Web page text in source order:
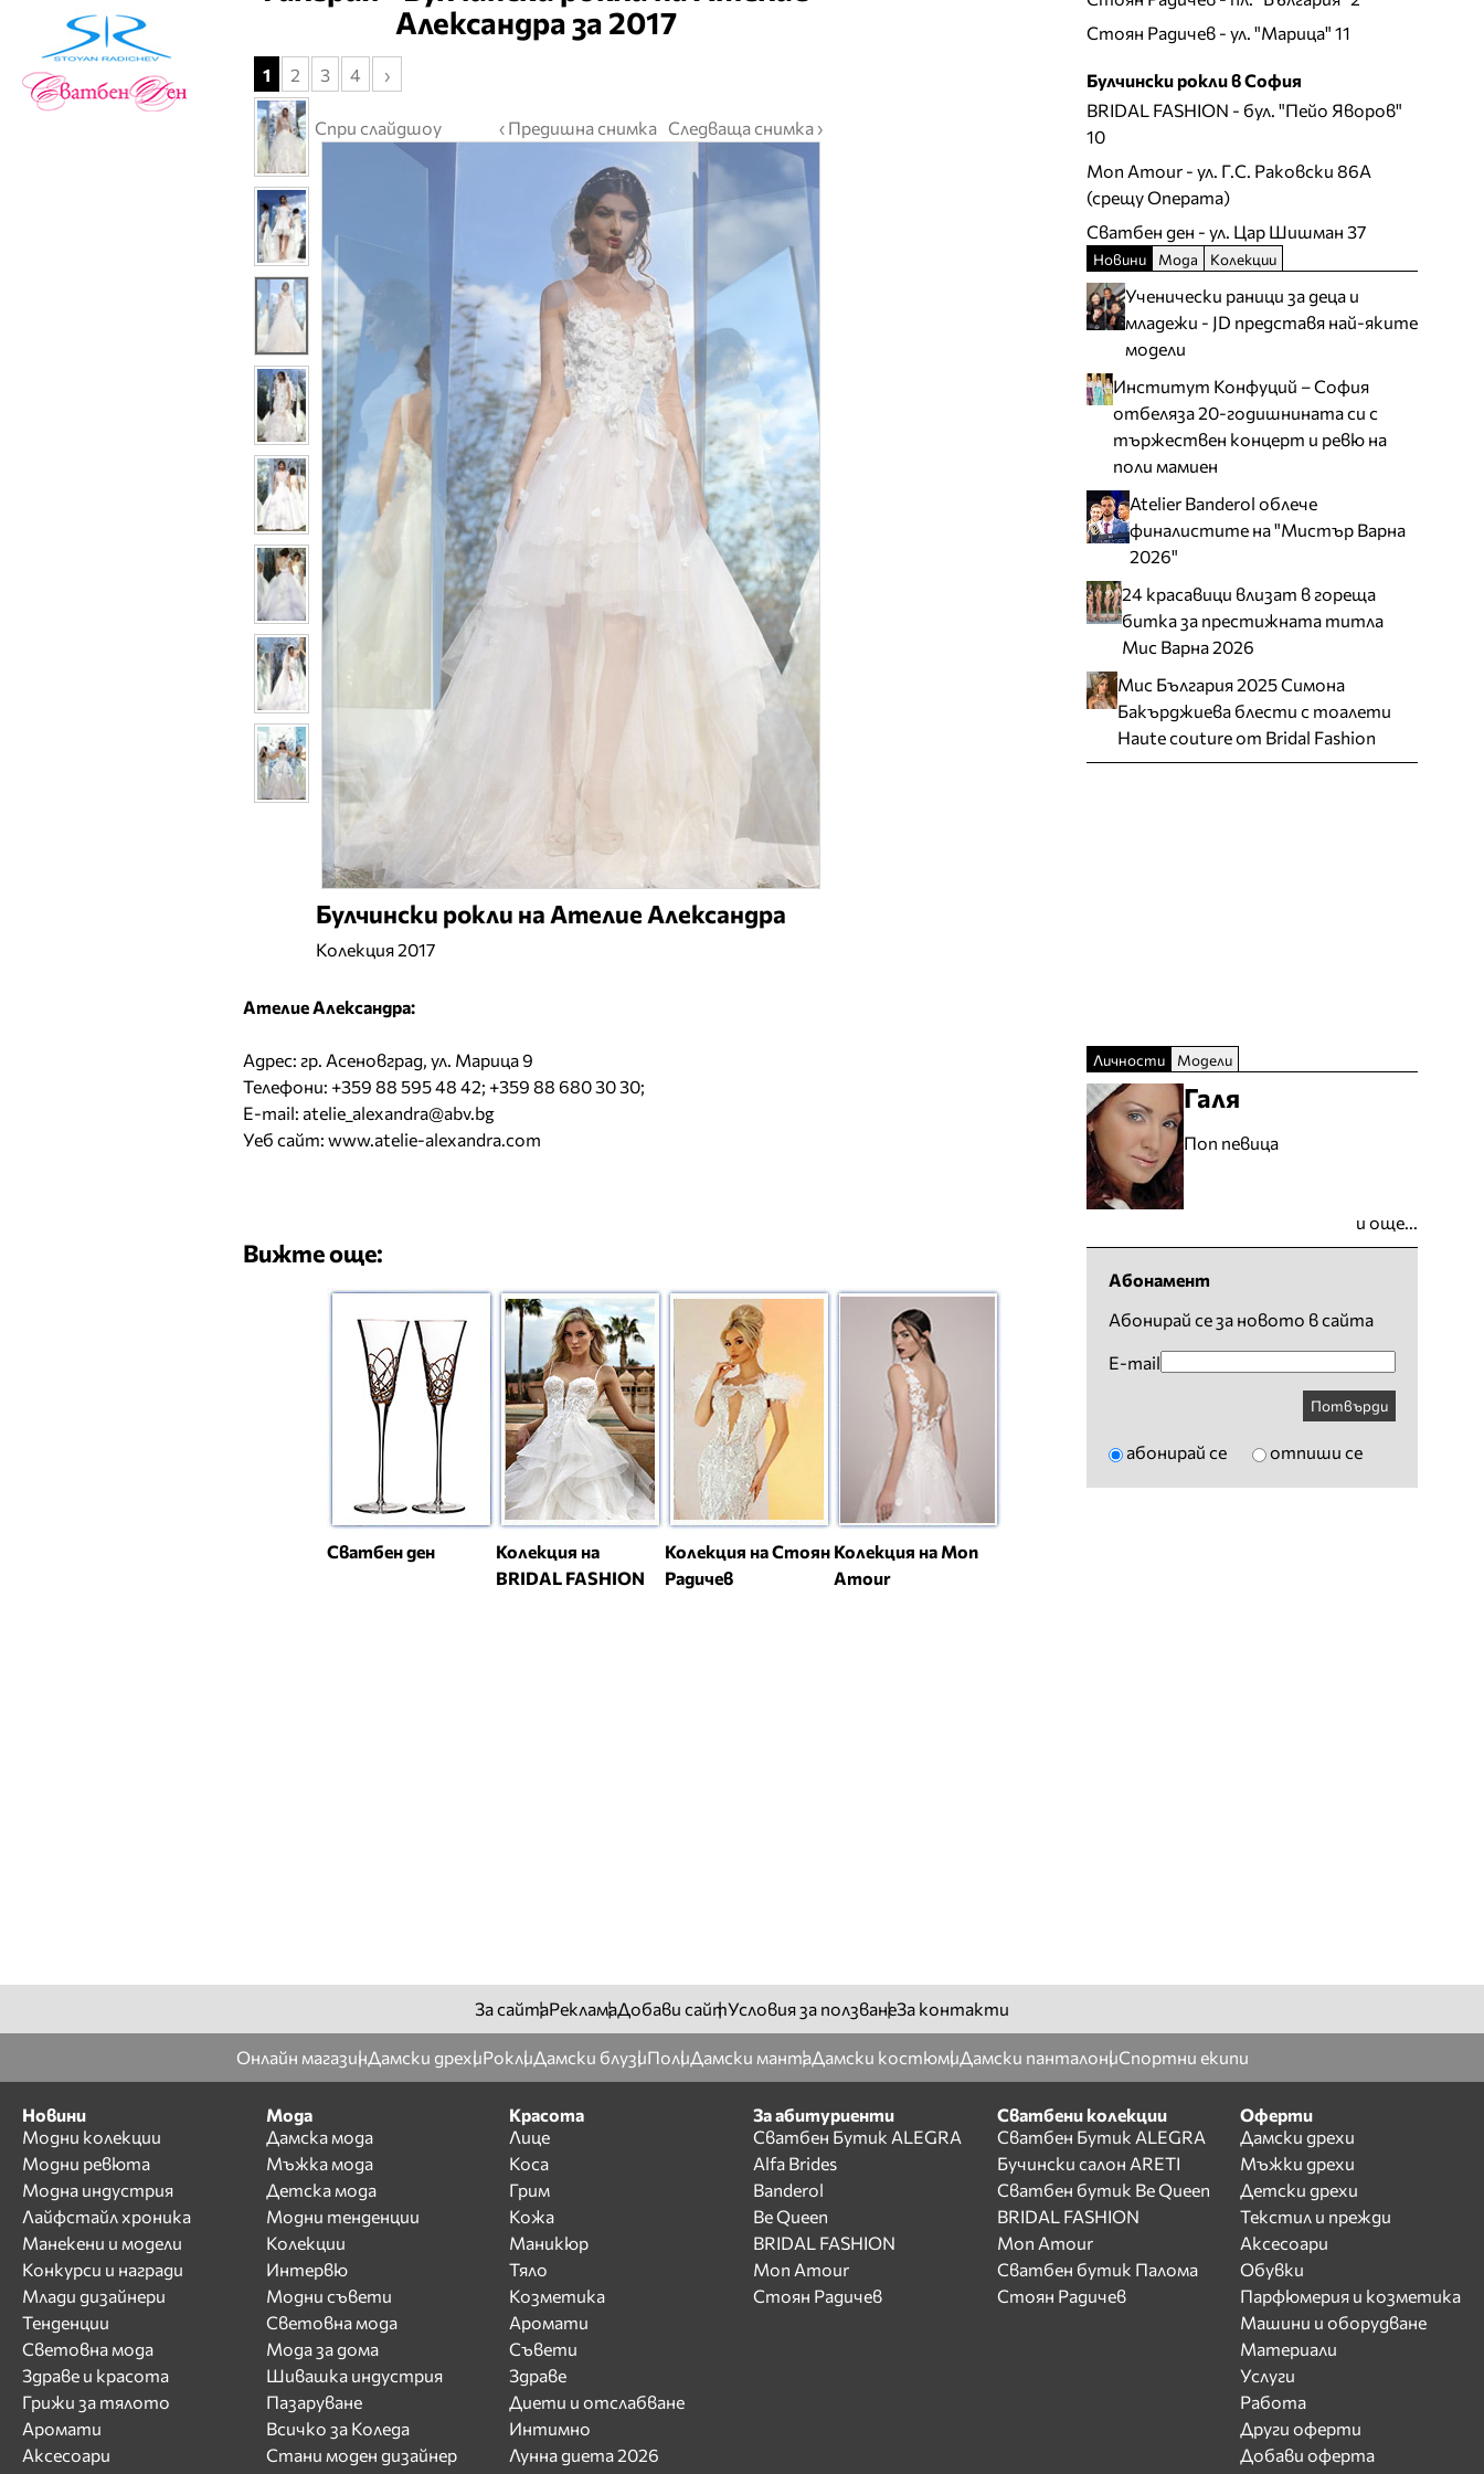
Александра за 2017
Спри слайдшоу ‹ Предишна снимка Следваща снимка ›
Булчински рокли на Ателие Александра
Колекция 2017
1 2 3 4 ›
Ателие Александра:
Адрес: гр. Асеновград, ул. Марица 9
Телефони: +359 88 595 48 42; +359 88 680 30 30;
E-mail: atelie_alexandra@abv.bg
Уеб сайт: www.atelie-alexandra.com
Вижте още:
Сватбен ден
Колекция на
BRIDAL FASHION
Колекция на Стоян
Радичев
Колекция на Mon
Amour
Стоян Радичев - ул. "Марица" 11
Булчински рокли в София
BRIDAL FASHION - бул. "Пейо Яворов"
10
Mon Amour - ул. Г.С. Раковски 86А
(срещу Операта)
Сватбен ден - ул. Цар Шишман 37
Новини Мода Колекции
Ученически раници за деца и
младежи - JD представя най-яките
модели
Институт Конфуций – София
отбеляза 20-годишнината си с
тържествен концерт и ревю на
поли мамиен
Atelier Banderol облече
финалистите на "Мистър Варна
2026"
24 красавици влизат в гореща
битка за престижната титла
Мис Варна 2026
Мис България 2025 Симона
Бакърджиева блести с тоалети
Haute couture от Bridal Fashion
Личности Модели
Галя
Поп певица
и още...
Абонамент
Абонирай се за новото в сайта
E-mail
Потвърди
абонирай се отпиши се
За сайтаРекламаДобави сайтУсловия за ползванеЗа контакти
Онлайн магазинДамски дрехиРоклиДамски блузиПолиДамски мантаДамски костюмиДамски панталониСпортни екипи
Новини
Модни колекции
Модни ревюта
Модна индустрия
Лайфстайл хроника
Манекени и модели
Конкурси и награди
Млади дизайнери
Тенденции
Световна мода
Здраве и красота
Грижи за тялото
Аромати
Аксесоари
Мода
Дамска мода
Мъжка мода
Детска мода
Модни тенденции
Колекции
Интервю
Модни съвети
Световна мода
Мода за дома
Шивашка индустрия
Пазаруване
Всичко за Коледа
Стани моден дизайнер
Красота
Лице
Коса
Грим
Кожа
Маникюр
Тяло
Козметика
Аромати
Съвети
Здраве
Диети и отслабване
Интимно
Лунна диета 2026
За абитуриенти
Сватбен Бутик ALEGRA
Alfa Brides
Banderol
Be Queen
BRIDAL FASHION
Mon Amour
Стоян Радичев
Сватбени колекции
Сватбен Бутик ALEGRA
Бучински салон ARETI
Сватбен бутик Be Queen
BRIDAL FASHION
Mon Amour
Сватбен бутик Палома
Стоян Радичев
Оферти
Дамски дрехи
Мъжки дрехи
Детски дрехи
Текстил и прежди
Аксесоари
Обувки
Парфюмерия и козметика
Машини и оборудване
Материали
Услуги
Работа
Други оферти
Добави оферта